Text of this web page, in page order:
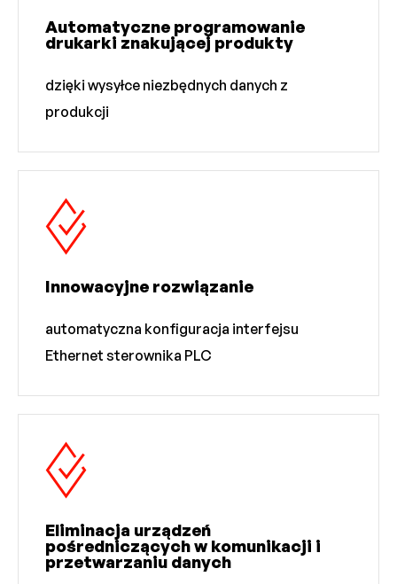
Automatyczne programowanie
drukarki znakującej produkty
dzięki wysyłce niezbędnych danych z
produkcji
Innowacyjne rozwiązanie
automatyczna konfiguracja interfejsu
Ethernet sterownika PLC
Eliminacja urządzeń
pośredniczących w komunikacji i
przetwarzaniu danych